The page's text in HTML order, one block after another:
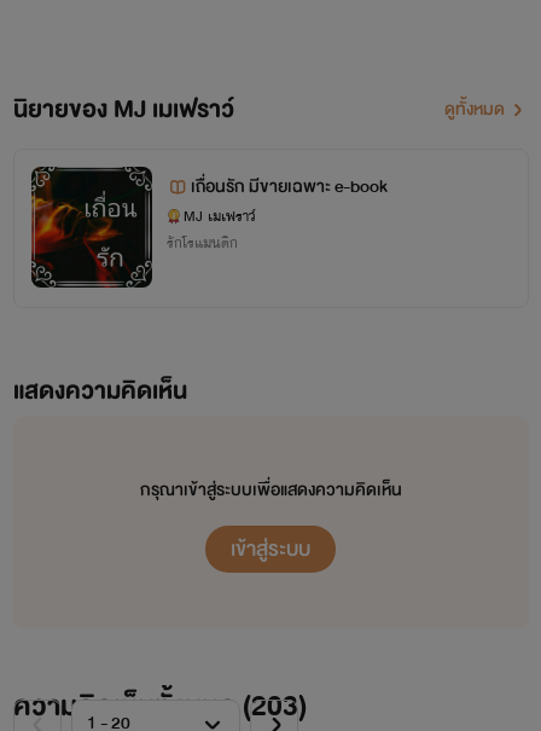
นักอ่านทุกๆคน ยินดีต้อนรับเข้าสู่โลก
จากแปลว่านางสาว
ฝากกดไลค์ ติดตาม คอมเม้นท์กัน
นิยายของ MJ เมเฟราว์ ดูทั้งหมด
เถื่อนรัก มีขายเฉพาะ e-book
MJ เมเฟราว์
รักโรแมนติก
แสดงความคิดเห็น
กรุณาเข้าสู่ระบบเพื่อแสดงความคิดเห็น
เข้าสู่ระบบ
ความคิดเห็นทั้งหมด (203)